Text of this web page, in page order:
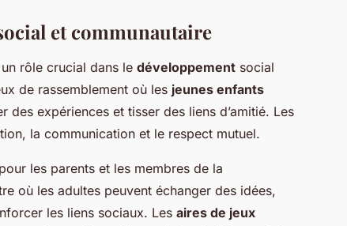
et communautaire
rôle crucial dans le développement social
de rassemblement où les jeunes enfants
expériences et tisser des liens d’amitié. Les
la communication et le respect mutuel.
les parents et les membres de la
où les adultes peuvent échanger des idées,
les liens sociaux. Les aires de jeux